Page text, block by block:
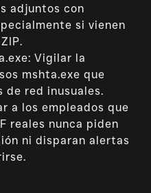
adjuntos con
si vienen
: Vigilar la
mshta.exe que
de red inusuales.
a los empleados que
reales nunca piden
ni disparan alertas